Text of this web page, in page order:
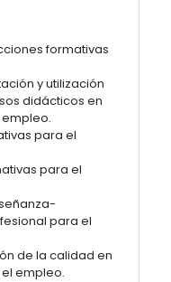
formativas
y utilización
didácticos en
para el
para el
para el
de la calidad en
empleo.